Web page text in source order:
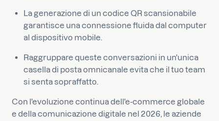
La generazione di un codice QR scansionabile
garantisce una connessione fluida dal computer
al dispositivo mobile.
Raggruppare queste conversazioni in un'unica
casella di posta omnicanale evita che il tuo team
si senta sopraffatto.
Con l'evoluzione continua dell'e-commerce globale
e della comunicazione digitale nel 2026, le aziende